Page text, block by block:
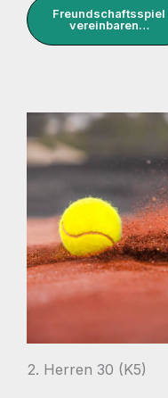
Freundschaftsspiel
vereinbaren…
2. Herren 30 (K5)